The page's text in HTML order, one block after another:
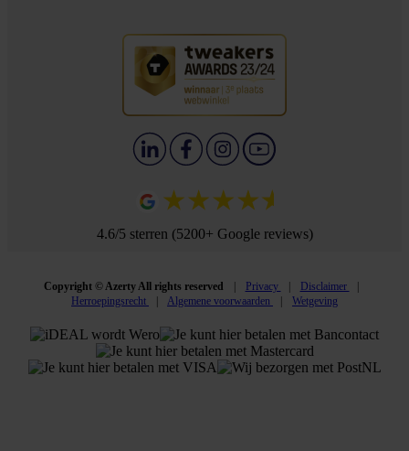
4.6/5 sterren (5200+ Google reviews)
Copyright © Azerty All rights reserved Privacy
Disclaimer
Herroepingsrecht
Algemene voorwaarden Wetgeving